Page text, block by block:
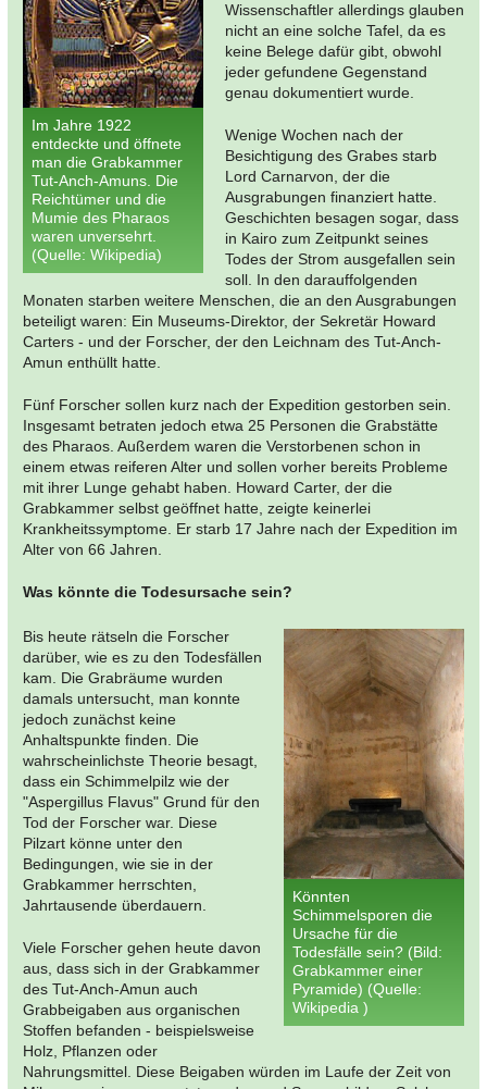
Im Jahre 1922
entdeckte und öffnete
man die Grabkammer
Tut-Anch-Amuns. Die
Reichtümer und die
Mumie des Pharaos
waren unversehrt.
(Quelle: Wikipedia)
Wissenschaftler allerdings glauben
nicht an eine solche Tafel, da es
keine Belege dafür gibt, obwohl
jeder gefundene Gegenstand
genau dokumentiert wurde.
Wenige Wochen nach der
Besichtigung des Grabes starb
Lord Carnarvon, der die
Ausgrabungen finanziert hatte.
Geschichten besagen sogar, dass
in Kairo zum Zeitpunkt seines
Todes der Strom ausgefallen sein
soll. In den darauffolgenden
Monaten starben weitere Menschen, die an den Ausgrabungen
beteiligt waren: Ein Museums-Direktor, der Sekretär Howard
Carters - und der Forscher, der den Leichnam des Tut-Anch-
Amun enthüllt hatte.
Fünf Forscher sollen kurz nach der Expedition gestorben sein.
Insgesamt betraten jedoch etwa 25 Personen die Grabstätte
des Pharaos. Außerdem waren die Verstorbenen schon in
einem etwas reiferen Alter und sollen vorher bereits Probleme
mit ihrer Lunge gehabt haben. Howard Carter, der die
Grabkammer selbst geöffnet hatte, zeigte keinerlei
Krankheitssymptome. Er starb 17 Jahre nach der Expedition im
Alter von 66 Jahren.
Was könnte die Todesursache sein?
Könnten
Schimmelsporen die
Ursache für die
Todesfälle sein? (Bild:
Grabkammer einer
Pyramide) (Quelle:
Wikipedia )
Bis heute rätseln die Forscher
darüber, wie es zu den Todesfällen
kam. Die Grabräume wurden
damals untersucht, man konnte
jedoch zunächst keine
Anhaltspunkte finden. Die
wahrscheinlichste Theorie besagt,
dass ein Schimmelpilz wie der
"Aspergillus Flavus" Grund für den
Tod der Forscher war. Diese
Pilzart könne unter den
Bedingungen, wie sie in der
Grabkammer herrschten,
Jahrtausende überdauern.
Viele Forscher gehen heute davon
aus, dass sich in der Grabkammer
des Tut-Anch-Amun auch
Grabbeigaben aus organischen
Stoffen befanden - beispielsweise
Holz, Pflanzen oder
Nahrungsmittel. Diese Beigaben würden im Laufe der Zeit von